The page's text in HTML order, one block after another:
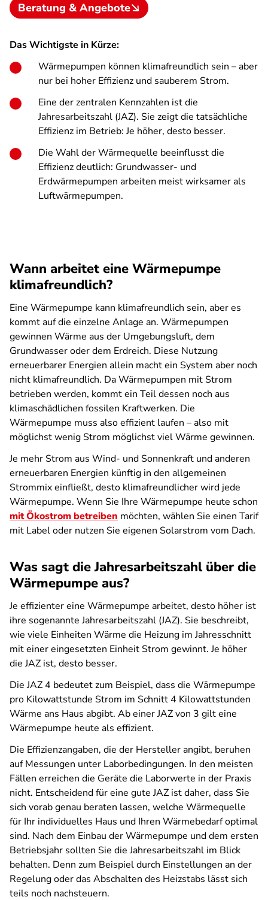
Beratung & Angebote
Das Wichtigste in Kürze:
Wärmepumpen können klimafreundlich sein – aber
nur bei hoher Effizienz und sauberem Strom.
Eine der zentralen Kennzahlen ist die
Jahresarbeitszahl (JAZ). Sie zeigt die tatsächliche
Effizienz im Betrieb: Je höher, desto besser.
Die Wahl der Wärmequelle beeinflusst die
Effizienz deutlich: Grundwasser- und
Erdwärmepumpen arbeiten meist wirksamer als
Luftwärmepumpen.
Wann arbeitet eine Wärmepumpe
klimafreundlich?
Eine Wärmepumpe kann klimafreundlich sein, aber es
kommt auf die einzelne Anlage an. Wärmepumpen
gewinnen Wärme aus der Umgebungsluft, dem
Grundwasser oder dem Erdreich. Diese Nutzung
erneuerbarer Energien allein macht ein System aber noch
nicht klimafreundlich. Da Wärmepumpen mit Strom
betrieben werden, kommt ein Teil dessen noch aus
klimaschädlichen fossilen Kraftwerken. Die
Wärmepumpe muss also effizient laufen – also mit
möglichst wenig Strom möglichst viel Wärme gewinnen.
Je mehr Strom aus Wind- und Sonnenkraft und anderen
erneuerbaren Energien künftig in den allgemeinen
Strommix einfließt, desto klimafreundlicher wird jede
Wärmepumpe. Wenn Sie Ihre Wärmepumpe heute schon
mit Ökostrom betreiben möchten, wählen Sie einen Tarif
mit Label oder nutzen Sie eigenen Solarstrom vom Dach.
Was sagt die Jahresarbeitszahl über die
Wärmepumpe aus?
Je effizienter eine Wärmepumpe arbeitet, desto höher ist
ihre sogenannte Jahresarbeitszahl (JAZ). Sie beschreibt,
wie viele Einheiten Wärme die Heizung im Jahresschnitt
mit einer eingesetzten Einheit Strom gewinnt. Je höher
die JAZ ist, desto besser.
Die JAZ 4 bedeutet zum Beispiel, dass die Wärmepumpe
pro Kilowattstunde Strom im Schnitt 4 Kilowattstunden
Wärme ans Haus abgibt. Ab einer JAZ von 3 gilt eine
Wärmepumpe heute als effizient.
Die Effizienzangaben, die der Hersteller angibt, beruhen
auf Messungen unter Laborbedingungen. In den meisten
Fällen erreichen die Geräte die Laborwerte in der Praxis
nicht. Entscheidend für eine gute JAZ ist daher, dass Sie
sich vorab genau beraten lassen, welche Wärmequelle
für Ihr individuelles Haus und Ihren Wärmebedarf optimal
sind. Nach dem Einbau der Wärmepumpe und dem ersten
Betriebsjahr sollten Sie die Jahresarbeitszahl im Blick
behalten. Denn zum Beispiel durch Einstellungen an der
Regelung oder das Abschalten des Heizstabs lässt sich
teils noch nachsteuern.